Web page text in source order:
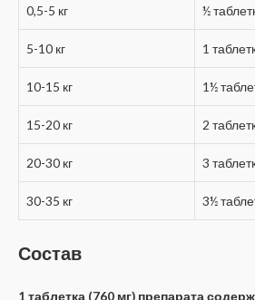
0,5-5 кг ½
5-10 кг 1
10-15 кг 1½
15-20 кг 2
20-30 кг 3
30-35 кг 3½
Состав
1 таблетка (760 мг) препарата